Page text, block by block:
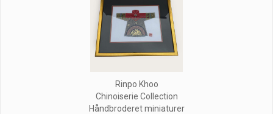
Rinpo Khoo
Chinoiserie Collection
Håndbroderet miniaturer